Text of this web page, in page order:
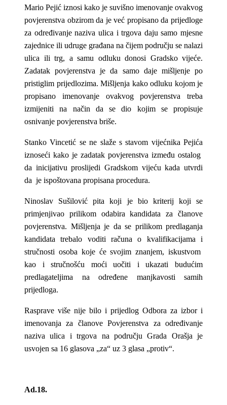
Mario Pejić iznosi kako je suvišno imenovanje ovakvog
povjerenstva obzirom da je već propisano da prijedloge
za određivanje naziva ulica i trgova daju samo mjesne
zajednice ili udruge građana na čijem području se nalazi
ulica ili trg, a samu odluku donosi Gradsko vijeće.
Zadatak povjerenstva je da samo daje mišljenje po
pristiglim prijedlozima. Mišljenja kako odluku kojom je
propisano imenovanje ovakvog povjerenstva treba
izmijeniti na način da se dio kojim se propisuje
osnivanje povjerenstva briše.
Stanko Vincetić se ne slaže s stavom vijećnika Pejića
iznoseći kako je zadatak povjerenstva između ostalog
da inicijativu proslijedi Gradskom vijeću kada utvrdi
da je ispoštovana propisana procedura.
Ninoslav Sušilović pita koji je bio kriterij koji se
primjenjivao prilikom odabira kandidata za članove
povjerenstva. Mišljenja je da se prilikom predlaganja
kandidata trebalo voditi računa o kvalifikacijama i
stručnosti osoba koje će svojim znanjem, iskustvom
kao i stručnošću moći uočiti i ukazati budućim
predlagateljima na određene manjkavosti samih
prijedloga.
Rasprave više nije bilo i prijedlog Odbora za izbor i
imenovanja za članove Povjerenstva za određivanje
naziva ulica i trgova na području Grada Orašja je
usvojen sa 16 glasova „za“ uz 3 glasa „protiv“.
Ad.18.